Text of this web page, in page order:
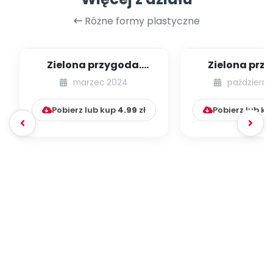
Różne formy plastyczne
Zielona przygoda.
Wiosenny medal
marzec 2024
Pobierz lub kup 4.99 zł
Zielona
Pobierz lub